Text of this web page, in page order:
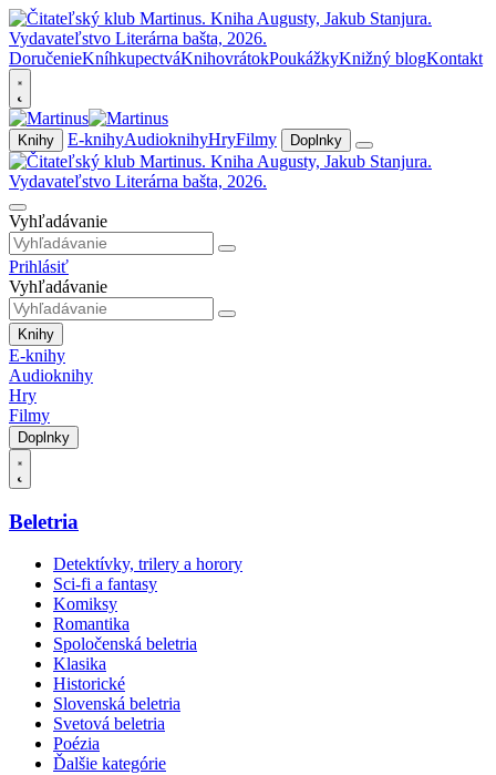
DoručenieKníhkupectváKnihovrátokPoukážkyKnižný blogKontakt
Knihy E-knihyAudioknihyHryFilmy Doplnky
Vyhľadávanie
Prihlásiť
Vyhľadávanie
Knihy
E-knihy
Audioknihy
Hry
Filmy
Doplnky
Beletria
Detektívky, trilery a horory
Sci-fi a fantasy
Komiksy
Romantika
Spoločenská beletria
Klasika
Historické
Slovenská beletria
Svetová beletria
Poézia
Ďalšie kategórie